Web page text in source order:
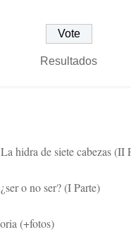
Resultados
hidra de siete cabezas (II
o no ser? (I Parte)
(+fotos)